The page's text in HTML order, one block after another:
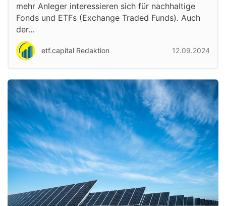
mehr Anleger interessieren sich für nachhaltige
Fonds und ETFs (Exchange Traded Funds). Auch
der…
etf.capital Redaktion 12.09.2024